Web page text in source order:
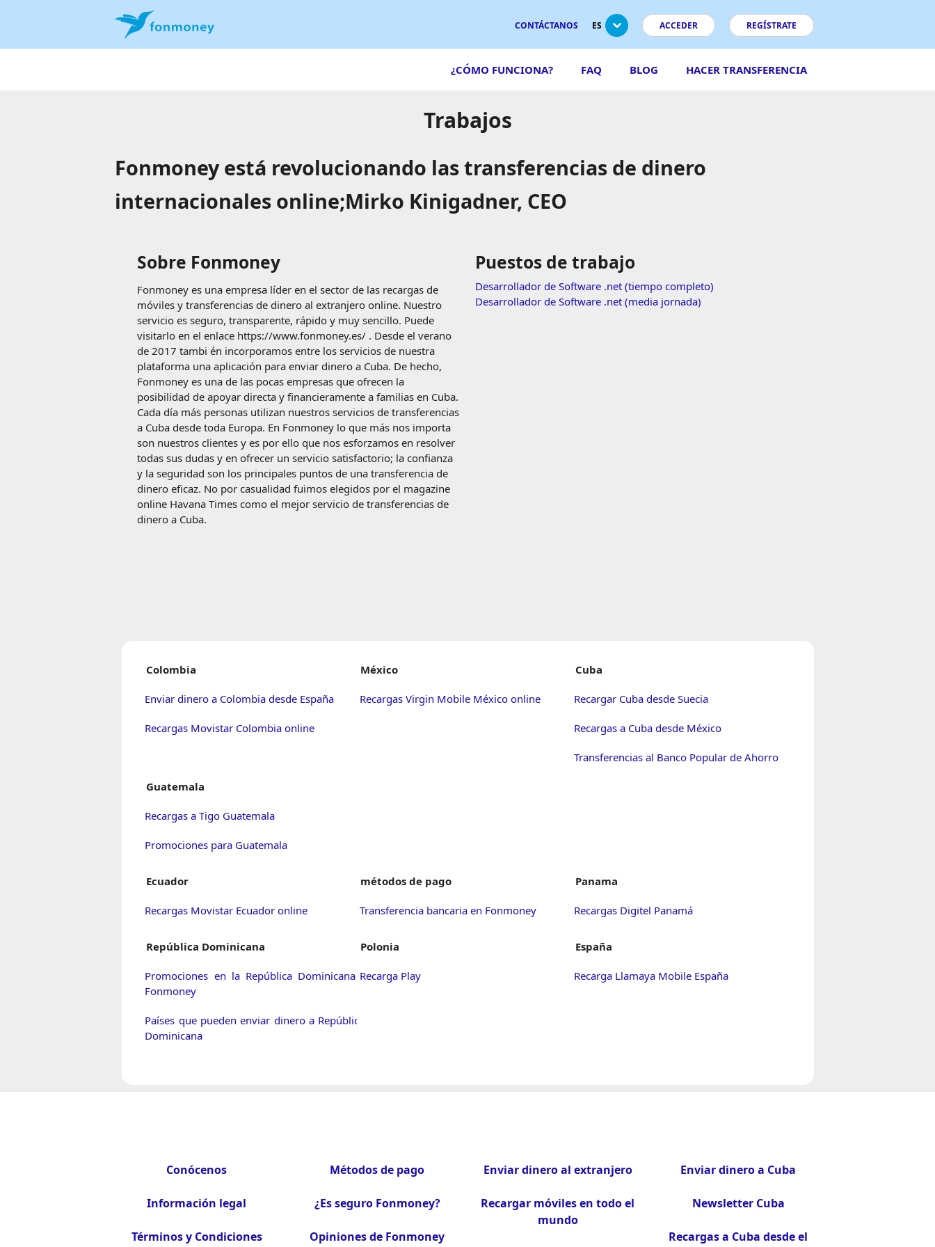
CONTÁCTANOS ES ACCEDER REGÍSTRATE
¿CÓMO FUNCIONA? FAQ BLOG HACER TRANSFERENCIA
Trabajos
Fonmoney está revolucionando las transferencias de dinero
internacionales online;Mirko Kinigadner, CEO
Sobre Fonmoney
Fonmoney es una empresa líder en el sector de las recargas de
móviles y transferencias de dinero al extranjero online. Nuestro
servicio es seguro, transparente, rápido y muy sencillo. Puede
visitarlo en el enlace https://www.fonmoney.es/ . Desde el verano
de 2017 tambi én incorporamos entre los servicios de nuestra
plataforma una aplicación para enviar dinero a Cuba. De hecho,
Fonmoney es una de las pocas empresas que ofrecen la
posibilidad de apoyar directa y financieramente a familias en Cuba.
Cada día más personas utilizan nuestros servicios de transferencias
a Cuba desde toda Europa. En Fonmoney lo que más nos importa
son nuestros clientes y es por ello que nos esforzamos en resolver
todas sus dudas y en ofrecer un servicio satisfactorio; la confianza
y la seguridad son los principales puntos de una transferencia de
dinero eficaz. No por casualidad fuimos elegidos por el magazine
online Havana Times como el mejor servicio de transferencias de
dinero a Cuba.
Puestos de trabajo
Desarrollador de Software .net (tiempo completo)
Desarrollador de Software .net (media jornada)
Colombia
Enviar dinero a Colombia desde España
Recargas Movistar Colombia online
México
Recargas Virgin Mobile México online
Cuba
Recargar Cuba desde Suecia
Recargas a Cuba desde México
Transferencias al Banco Popular de Ahorro
Guatemala
Recargas a Tigo Guatemala
Promociones para Guatemala
Ecuador
Recargas Movistar Ecuador online
métodos de pago
Transferencia bancaria en Fonmoney
Panama
Recargas Digitel Panamá
República Dominicana
Promociones en la República Dominicana -
Fonmoney
Países que pueden enviar dinero a República
Dominicana
Polonia
Recarga Play
España
Recarga Llamaya Mobile España
Conócenos
Información legal
Términos y Condiciones
Métodos de pago
¿Es seguro Fonmoney?
Opiniones de Fonmoney
Enviar dinero al extranjero
Recargar móviles en todo el
mundo
Enviar dinero a Cuba
Newsletter Cuba
Recargas a Cuba desde el